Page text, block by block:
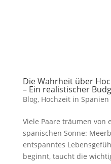
Die Wahrheit über
– Ein realistischer
Blog, Hochzeit in Spanien
Viele Paare träumen von
spanischen Sonne:
entspanntes
beginnt, taucht die